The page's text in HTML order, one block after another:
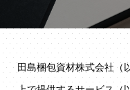
田島梱包資材株式会社（